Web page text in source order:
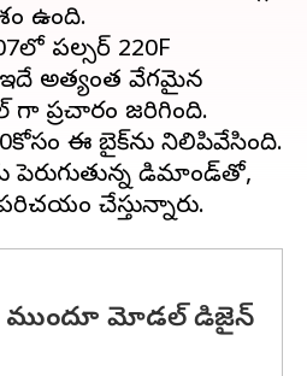
ఉంది.
పల్సర్ 220F
ఇదే అత్యంత వేగమైన
ప్రచారం జరిగింది.
ఈ బైక్‌ను నిలిపివేసింది.
పెరుగుతున్న డిమాండ్‌తో,
ముందూ మోడల్ డిజైన్‌